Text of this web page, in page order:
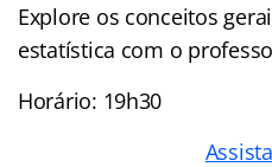
Explore os conceitos
estatística com o
Horário: 19h30